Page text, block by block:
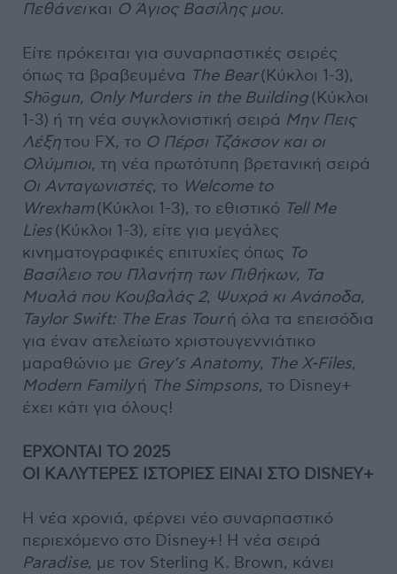
Πεθάνεικαι Ο Άγιος Βασίλης μου.
Είτε πρόκειται για συναρπαστικές σειρές
όπως τα βραβευμένα The Bear(Κύκλοι 1-3),
Shōgun, Only Murders in the Building(Κύκλοι
1-3) ή τη νέα συγκλονιστική σειρά Μην Πεις
Λέξητου FX, το Ο Πέρσι Τζάκσον και οι
Ολύμπιοι, τη νέα πρωτότυπη βρετανική σειρά
Οι Ανταγωνιστές, το Welcome to
Wrexham(Κύκλοι 1-3), το εθιστικό Tell Me
Lies(Κύκλοι 1-3), είτε για μεγάλες
κινηματογραφικές επιτυχίες όπως Το
Βασίλειο του Πλανήτη των Πιθήκων, Τα
Μυαλά που Κουβαλάς 2, Ψυχρά κι Ανάποδα,
Taylor Swift: The Eras Tourή όλα τα επεισόδια
για έναν ατελείωτο χριστουγεννιάτικο
μαραθώνιο με Grey’s Anatomy, The X-Files,
Modern Familyή The Simpsons, το Disney+
έχει κάτι για όλους!
ΕΡΧΟΝΤΑΙ ΤΟ 2025
ΟΙ ΚΑΛΥΤΕΡΕΣ ΙΣΤΟΡΙΕΣ ΕΙΝΑΙ ΣΤΟ DISNEY+
Η νέα χρονιά, φέρνει νέο συναρπαστικό
περιεχόμενο στο Disney+! Η νέα σειρά
Paradise, με τον Sterling K. Brown, κάνει